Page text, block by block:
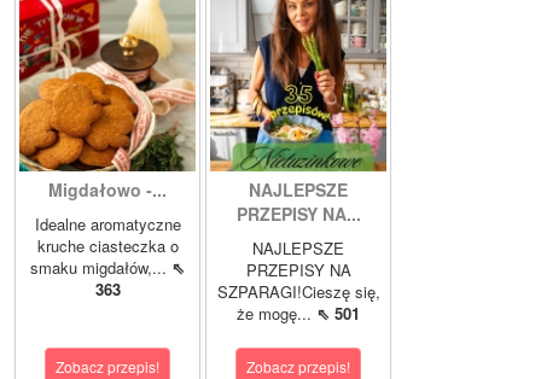
Migdałowo -...
Idealne aromatyczne
kruche ciasteczka o
smaku migdałów,... ⇖
363
Zobacz przepis!
NAJLEPSZE
PRZEPISY NA...
NAJLEPSZE
PRZEPISY NA
SZPARAGI!Cieszę się,
że mogę... ⇖ 501
Zobacz przepis!